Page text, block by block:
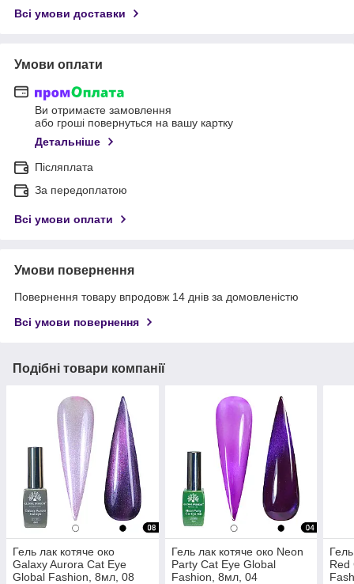
Всі умови доставки
Умови оплати
Ви отримаєте замовлення
або гроші повернуться на вашу картку
Детальніше
Післяплата
За передоплатою
Всі умови оплати
Умови повернення
Повернення товару впродовж 14 днів за домовленістю
Всі умови повернення
Подібні товари компанії
Гель лак котяче око
Galaxy Aurora Cat Eye
Global Fashion, 8мл, 08
Гель лак котяче око Neon
Party Cat Eye Global
Fashion, 8мл, 04
Red